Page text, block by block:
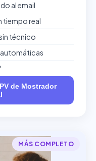
al email
tiempo real
técnico
de Mostrador
MÁS COMPLETO